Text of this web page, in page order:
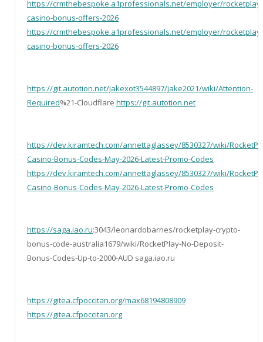
https://crmthebespoke.a1professionals.net/employer/rocketplay-
casino-bonus-offers-2026
https://crmthebespoke.a1professionals.net/employer/rocketplay-
casino-bonus-offers-2026
https://git.autotion.net/jakexot3544897/jake2021/wiki/Attention-
Required%21-Cloudflare https://git.autotion.net
https://dev.kiramtech.com/annettaglassey/8530327/wiki/
Casino-Bonus-Codes-May-2026-Latest-Promo-Codes
https://dev.kiramtech.com/annettaglassey/8530327/wiki/
Casino-Bonus-Codes-May-2026-Latest-Promo-Codes
https://saga.iao.ru:3043/leonardobarnes/rocketplay-crypto-
bonus-code-australia1679/wiki/RocketPlay-No-Deposit-
Bonus-Codes-Up-to-2000-AUD saga.iao.ru
https://gitea.cfpoccitan.org/max68194808909
https://gitea.cfpoccitan.org